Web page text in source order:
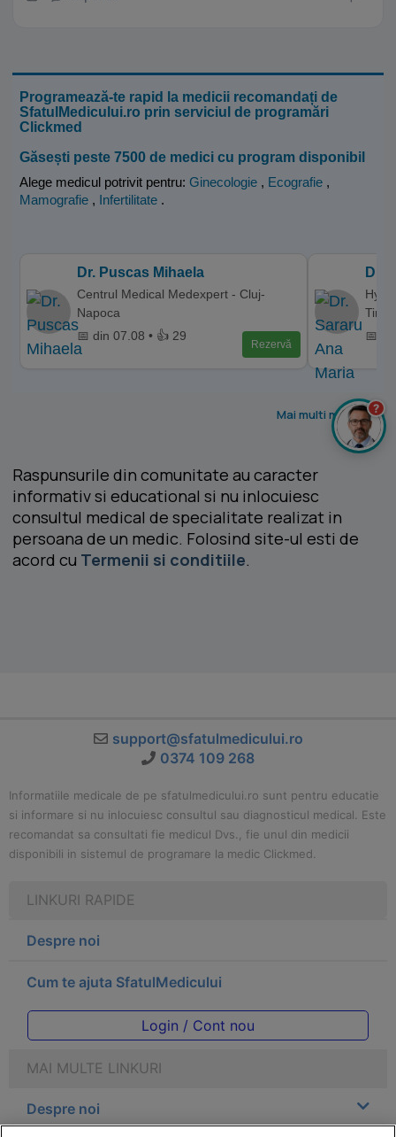
Programează-te rapid la medicii recomandați de
SfatulMedicului.ro prin serviciul de programări
Clickmed
Găsești peste 7500 de medici cu program disponibil
Alege medicul potrivit pentru: Ginecologie , Ecografie ,
Mamografie , Infertilitate .
Dr. Puscas Mihaela
Centrul Medical Medexpert - Cluj-
Napoca
📅 din 07.08 • 👍 29
Rezervă
Dr.
📅
Mai multi medici >
Raspunsurile din comunitate au caracter
informativ si educational si nu inlocuiesc
consultul medical de specialitate realizat in
persoana de un medic. Folosind site-ul esti de
acord cu Termenii si conditiile.
support@sfatulmedicului.ro
0374 109 268
Informatiile medicale de pe sfatulmedicului.ro sunt pentru educatie
si informare si nu inlocuiesc consultul sau diagnosticul medical. Este
recomandat sa consultati fie medicul Dvs., fie unul din medicii
disponibili in sistemul de programare la medic Clickmed.
LINKURI RAPIDE
Despre noi
Cum te ajuta SfatulMedicului
Login / Cont nou
MAI MULTE LINKURI
Despre noi
?